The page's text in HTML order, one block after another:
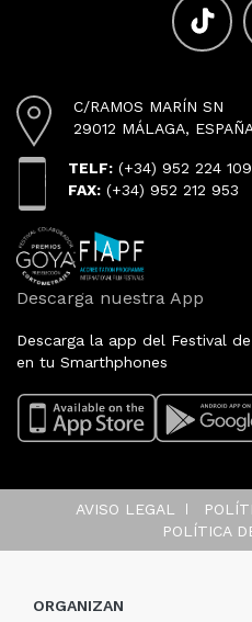
C/RAMOS MARÍN SN
29012 MÁLAGA,
TELF: (+34) 952 224 109
FAX: (+34) 952 212 953
Descarga nuestra App
Descarga la app del Festival
en tu Smarthphones
AVISO LEGAL
POLÍTICA
ORGANIZAN